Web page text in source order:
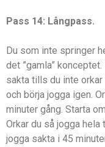
Pass 14: Långpass.
Du som inte springer
det ”gamla”
sakta tills du inte orkar
och börja jogga igen.
minuter gång. Starta
Orkar du så jogga hela
jogga sakta i 45